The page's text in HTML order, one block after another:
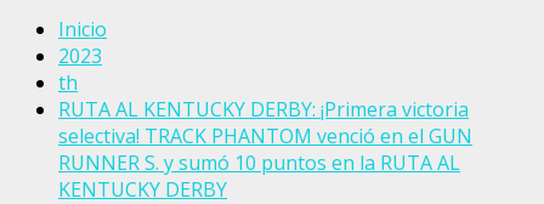
Inicio
2023
th
RUTA AL KENTUCKY DERBY: ¡Primera victoria
selectiva! TRACK PHANTOM venció en el GUN
RUNNER S. y sumó 10 puntos en la RUTA AL
KENTUCKY DERBY